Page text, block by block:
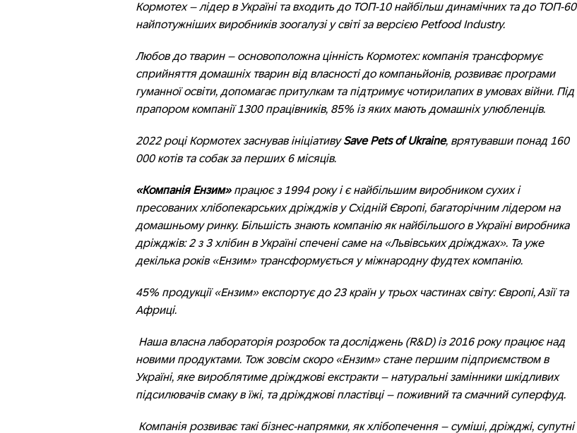
Кормотех – лідер в Україні та входить до ТОП-10 найбільш динамічних та до ТОП-60
найпотужніших виробників зоогалузі у світі за версією Petfood Industry.
Любов до тварин – основоположна цінність Кормотех: компанія трансформує
сприйняття домашніх тварин від власності до компаньйонів, розвиває програми
гуманної освіти, допомагає притулкам та підтримує чотирилапих в умовах війни. Під
прапором компанії 1300 працівників, 85% із яких мають домашніх улюбленців.
2022 році Кормотех заснував ініціативуSave Pets of Ukraine, врятувавши понад 160
000 котів та собак за перших 6 місяців.
«Компанія Ензим» працює з 1994 року і є найбільшим виробником сухих і
пресованих хлібопекарських дріжджів у Східній Європі, багаторічним лідером на
домашньому ринку. Більшість знають компанію як найбільшого в Україні виробника
дріжджів: 2 з 3 хлібин в Україні спечені саме на «Львівських дріжджах». Та уже
декілька років «Ензим» трансформується у міжнародну фудтех компанію.
45% продукції «Ензим» експортує до 23 країн у трьох частинах світу: Європі, Азії та
Африці.
Наша власна лабораторія розробок та досліджень (R&D) із 2016 року працює над
новими продуктами. Тож зовсім скоро «Ензим» стане першим підприємством в
Україні, яке вироблятиме дріжджові екстракти – натуральні замінники шкідливих
підсилювачів смаку в їжі, та дріжджові пластівці – поживний та смачний суперфуд.
Компанія розвиває такі бізнес-напрямки, як хлібопечення – суміші, дріжджі, супутні